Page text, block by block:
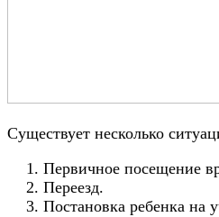
Существует несколько
Первичное посещение
Переезд.
Постановка ребенка на